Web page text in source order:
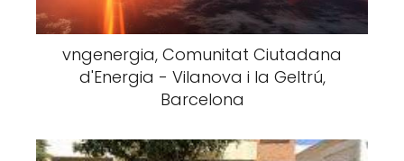
vngenergia, Comunitat Ciutadana
d'Energia - Vilanova i la Geltrú,
Barcelona